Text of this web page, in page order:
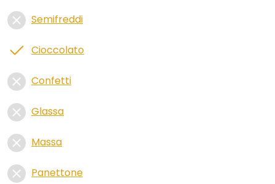
Semifreddi
Cioccolato
Confetti
Glassa
Massa
Panettone